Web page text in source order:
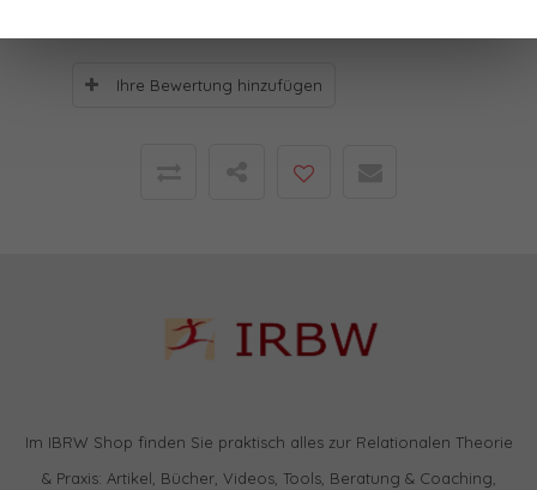
Ihre Bewertung hinzufügen
Im IBRW Shop finden Sie praktisch alles zur Relationalen Theorie
& Praxis: Artikel, Bücher, Videos, Tools, Beratung & Coaching,